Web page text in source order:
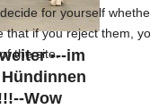
---im
Wow
for yourself
that if you reject them,
the site.